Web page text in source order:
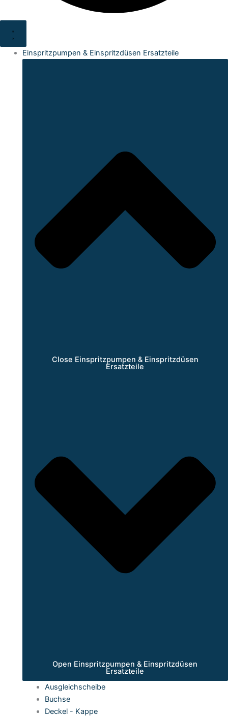
Einspritzpumpen & Einspritzdüsen Ersatzteile
Close Einspritzpumpen & Einspritzdüsen
Ersatzteile
Open Einspritzpumpen & Einspritzdüsen
Ersatzteile
Ausgleichscheibe
Buchse
Deckel - Kappe